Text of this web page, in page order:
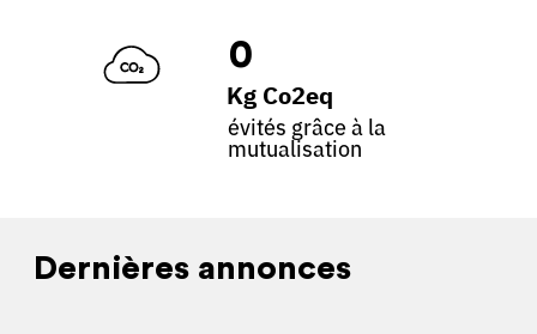
0
Kg Co2eq
évités grâce à la
mutualisation
Dernières annonces